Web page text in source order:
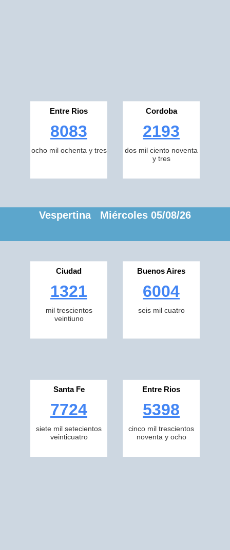
Entre Rios
8083
ocho mil ochenta y tres
Cordoba
2193
dos mil ciento noventa
y tres
Vespertina Miércoles 05/08/26
Ciudad
1321
mil trescientos
veintiuno
Buenos Aires
6004
seis mil cuatro
Santa Fe
7724
siete mil setecientos
veinticuatro
Entre Rios
5398
cinco mil trescientos
noventa y ocho